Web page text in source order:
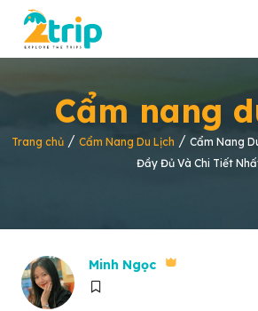
Cẩm nang
Trang chủ / Cẩm Nang Du Lịch / Cẩm Nang
Đầy Đủ Và Chi Tiết
Minh Ngọc